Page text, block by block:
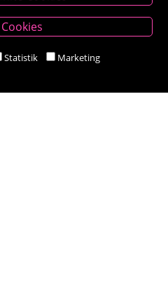
Papier
St. Veit an der Glan
Statistik Marketing